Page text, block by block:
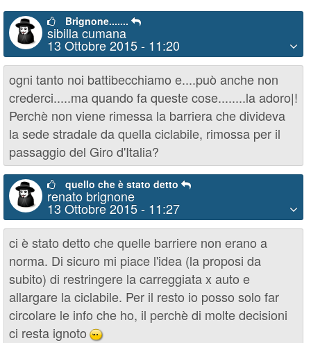
Brignone.......
sibilla cumana
13 Ottobre 2015 - 11:20
ogni tanto noi battibecchiamo e....può anche non
crederci.....ma quando fa queste cose........la adoro|!
Perchè non viene rimessa la barriera che divideva
la sede stradale da quella ciclabile, rimossa per il
passaggio del Giro d'Italia?
quello che è stato detto
renato brignone
13 Ottobre 2015 - 11:27
ci è stato detto che quelle barriere non erano a
norma. Di sicuro mi piace l'idea (la proposi da
subito) di restringere la carreggiata x auto e
allargare la ciclabile. Per il resto io posso solo far
circolare le info che ho, il perchè di molte decisioni
ci resta ignoto
;)